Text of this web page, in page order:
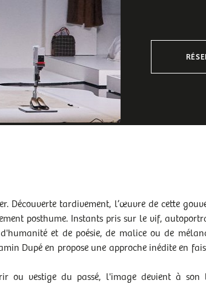
Découverte tardivement, l’œuvre de cette
posthume. Instants pris sur le vif,
et de poésie, de malice ou de
Dupé en propose une approche inédite en
ou vestige du passé, l'image devient à